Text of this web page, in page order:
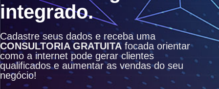
integrado.
Cadastre seus dados e receba uma
CONSULTORIA GRATUITA focada orientar
como a internet pode gerar clientes
qualificados e aumentar as vendas do seu
negócio!